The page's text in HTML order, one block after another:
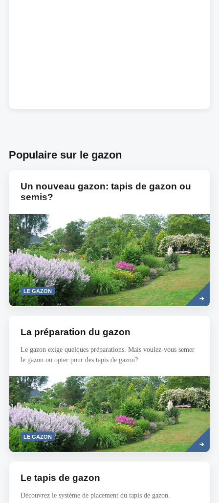
Populaire sur le gazon
Un nouveau gazon: tapis de gazon ou
semis?
LE GAZON
Read
more
La préparation du gazon
Le gazon exige quelques préparations. Mais voulez-vous semer
le gazon ou opter pour des tapis de gazon?
LE GAZON
Read
more
Le tapis de gazon
Découvrez le système de placement du tapis de gazon.